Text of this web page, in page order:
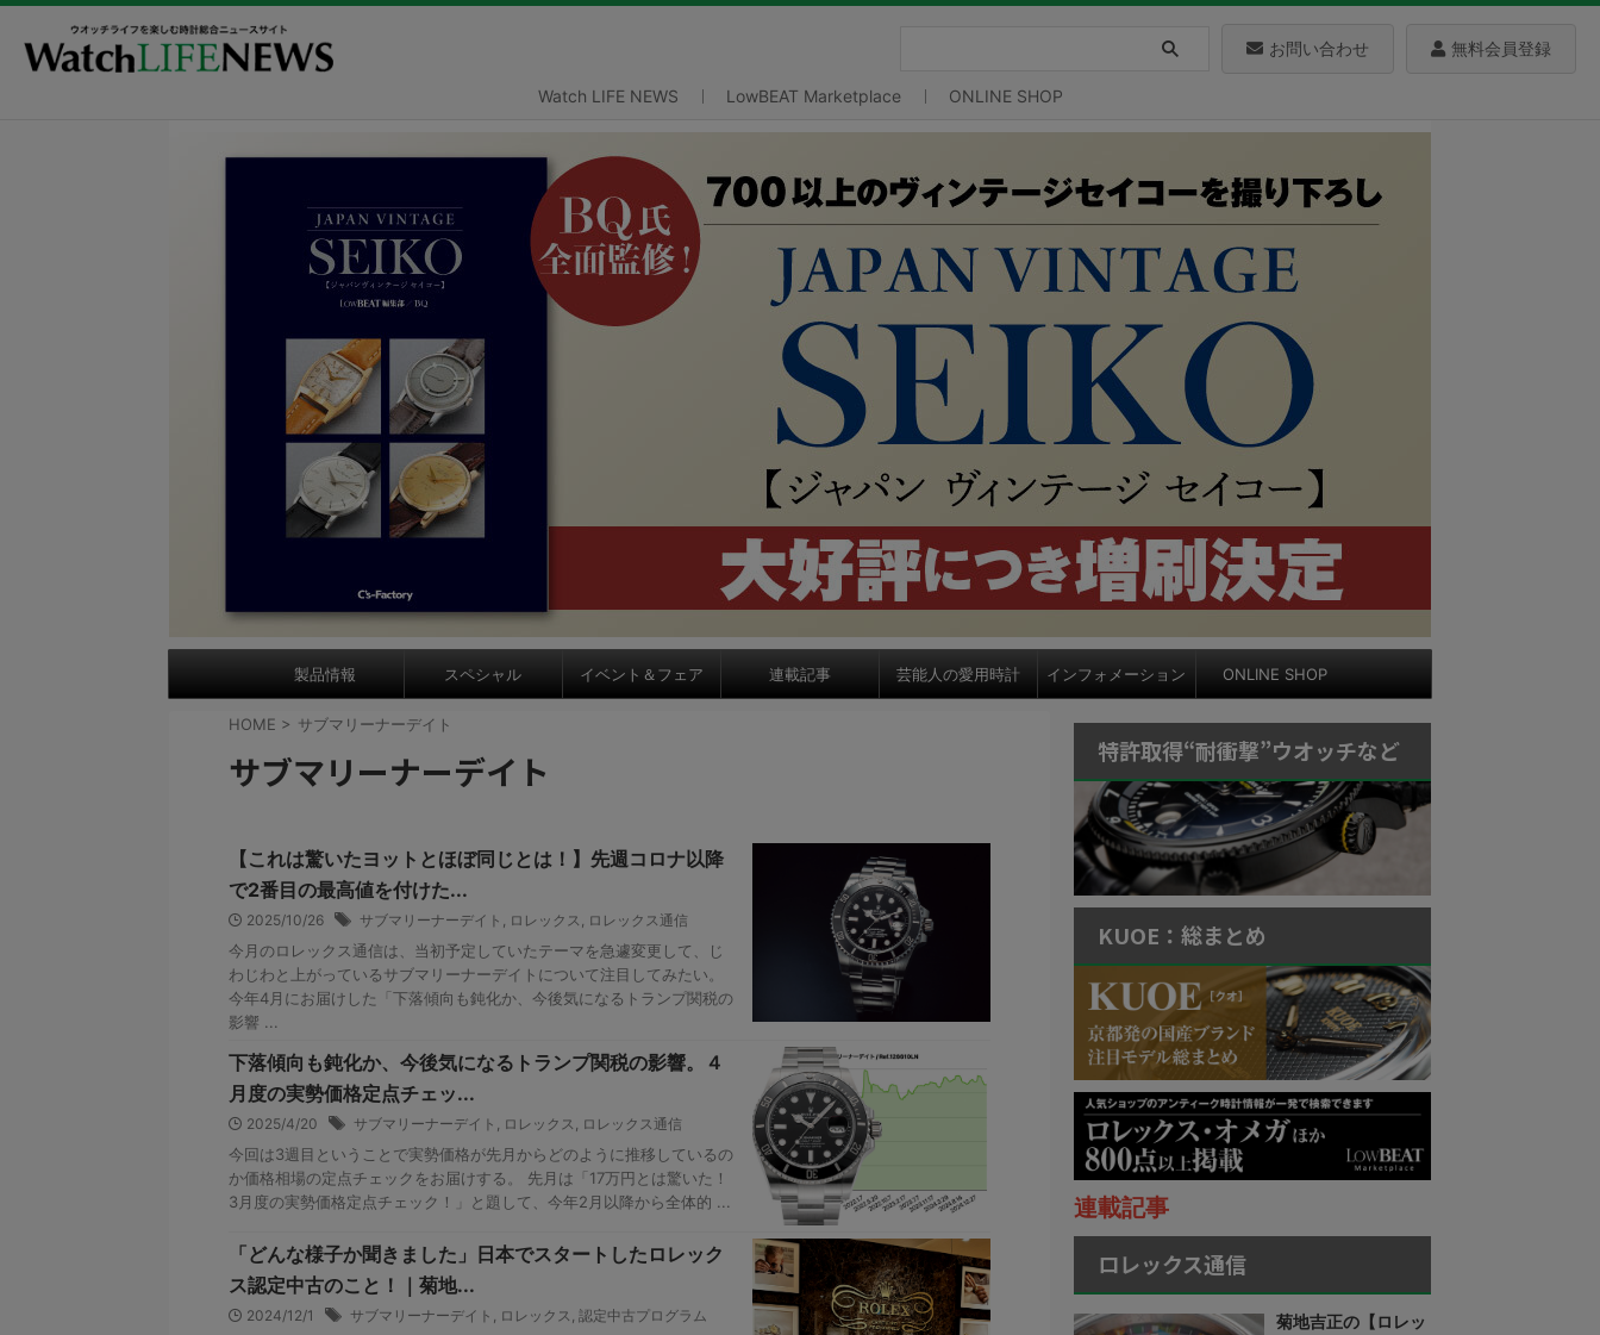
お問い合わせ 無料会員登録
Watch LIFE NEWS LowBEAT Marketplace ONLINE SHOP
製品情報 スペシャル イベント＆フェア 連載記事 芸能人の愛用時計 インフォメーション ONLINE SHOP
HOME > サブマリーナーデイト
サブマリーナーデイト
【これは驚いたヨットとほぼ同じとは！】先週コロナ以降
で2番目の最高値を付けた...
2025/10/26 サブマリーナーデイト , ロレックス , ロレックス通信
今月のロレックス通信は、当初予定していたテーマを急遽変更して、じ
わじわと上がっているサブマリーナーデイトについて注目してみたい。
今年4月にお届けした「下落傾向も鈍化か、今後気になるトランプ関税の
影響 ...
下落傾向も鈍化か、今後気になるトランプ関税の影響。４
月度の実勢価格定点チェッ...
2025/4/20 サブマリーナーデイト , ロレックス , ロレックス通信
今回は3週目ということで実勢価格が先月からどのように推移しているの
か価格相場の定点チェックをお届けする。 先月は「17万円とは驚いた！
3月度の実勢価格定点チェック！」と題して、今年2月以降から全体的 ...
「どんな様子か聞きました」日本でスタートしたロレック
ス認定中古のこと！｜菊地...
2024/12/1 サブマリーナーデイト , ロレックス , 認定中古プログラム
特許取得“耐衝撃”ウオッチなど
KUOE：総まとめ
連載記事
ロレックス通信
菊地吉正の【ロレッ